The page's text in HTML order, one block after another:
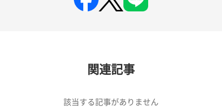
関連記事
該当する記事がありません